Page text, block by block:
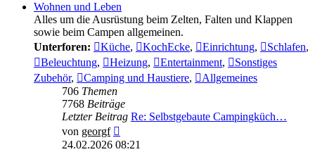
Wohnen und Leben
Alles um die Ausrüstung beim Zelten, Falten und Klappen
sowie beim Campen allgemeinen.
Unterforen:
Küche, KochEcke, Einrichtung, Schlafen,
Beleuchtung, Heizung, Entertainment,
Sonstiges
Zubehör, Camping und Haustiere,
Allgemeines
706 Themen
7768 Beiträge
Letzter Beitrag Re: Selbstgebaute Campingküch…
von georgf
Beitrag
24.02.2026 08:21